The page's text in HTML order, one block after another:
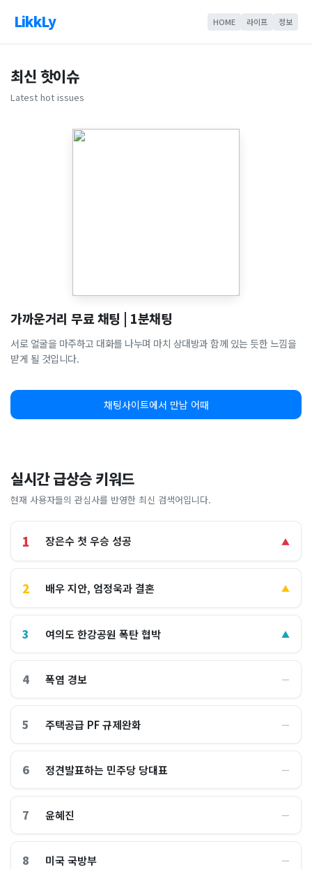
LikkLy HOME 라이프 정보
최신 핫이슈
Latest hot issues
가까운거리 무료 채팅 | 1분채팅
서로 얼굴을 마주하고 대화를 나누며 마치 상대방과 함께 있는 듯한 느낌을
받게 될 것입니다.
채팅사이트에서 만남 어때
실시간 급상승 키워드
현재 사용자들의 관심사를 반영한 최신 검색어입니다.
1 장은수 첫 우승 성공 ▲
2 배우 지안, 엄정욱과 결혼 ▲
3 여의도 한강공원 폭탄 협박 ▲
4 폭염 경보 ―
5 주택공급 PF 규제완화 ―
6 정견발표하는 민주당 당대표 ―
7 윤혜진 ―
8 미국 국방부 ―